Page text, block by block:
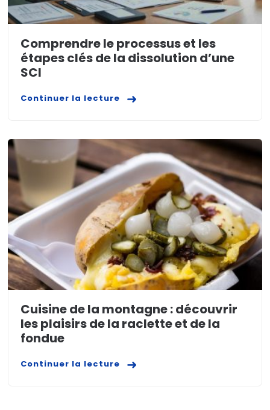
Comprendre le processus et les
étapes clés de la dissolution d’une
SCI
Continuer la lecture
Cuisine de la montagne : découvrir
les plaisirs de la raclette et de la
fondue
Continuer la lecture